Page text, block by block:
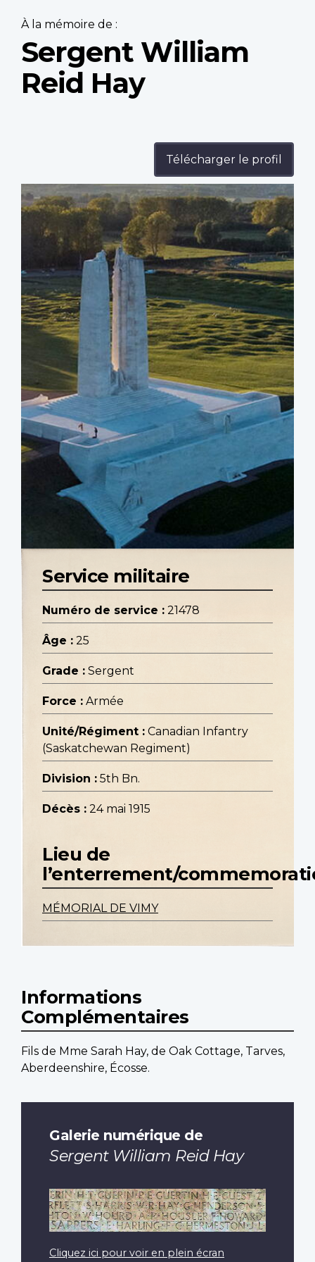
À la mémoire de :
Sergent William
Reid Hay
Télécharger le profil
Profile
image
Service militaire
Numéro de service : 21478
Âge : 25
Grade : Sergent
Force : Armée
Unité/Régiment : Canadian Infantry
(Saskatchewan Regiment)
Division : 5th Bn.
Décès : 24 mai 1915
Lieu de
l’enterrement/
MÉMORIAL DE VIMY
Informations
Complémentaires
Fils de Mme Sarah Hay, de Oak Cottage, Tarves,
Aberdeenshire, Écosse.
Galerie numérique de
Sergent William Reid Hay
Cliquez ici pour voir en plein écran